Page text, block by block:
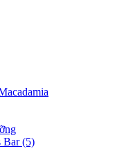
Bar (5)